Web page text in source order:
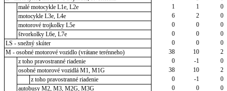
malé motocykle L1e, L2e
1 1
0
motocykle L3e, L4e
6 2
0
motorové trojkolky L5e
0 0
0
štvorkolky L6e, L7e
0 0
0
LS - snežný skúter
0 0
0
M - osobné motorové vozidlo (vrátane terénneho)
38 10
2
z toho pravostranné riadenie
0 -1
0
osobné motorové vozidlá M1, M1G
38 10
2
z toho pravostranné riadenie
0 -1
0
autobusy M2, M3, M2G, M3G
0 0
0